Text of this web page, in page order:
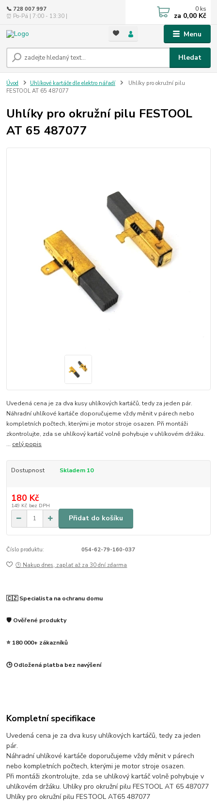
Menu
Hledat
📞 728 007 997
⏰ Po-Pá | 7:00 - 13:30 |
0 ks
za 0,00 Kč
Úvod Uhlíkové kartáče dle elektro nářadí
Uhlíky pro okružní pilu
FESTOOL AT 65 487077
Uhlíky pro okružní pilu FESTOOL
AT 65 487077
Uvedená cena je za dva kusy uhlíkových kartáčů, tedy za jeden pár.
Náhradní uhlíkové kartáče doporučujeme vždy měnit v párech nebo
kompletních počtech, kterými je motor stroje osazen. Při montáži
zkontrolujte, zda se uhlíkový kartáč volně pohybuje v uhlíkovém držáku.
... celý popis
Dostupnost Skladem 10
180 Kč
149 Kč bez DPH
Přidat do košíku
Číslo produktu: 054-62-79-160-037
🕒 Nakup dnes, zaplať až za 30 dní zdarma
🇨🇿 Specialista na ochranu domu
🛡️ Ověřené produkty
⭐ 180 000+ zákazníků
🕒 Odložená platba bez navýšení
Kompletní specifikace
Uvedená cena je za dva kusy uhlíkových kartáčů, tedy za jeden
pár.
Náhradní uhlíkové kartáče doporučujeme vždy měnit v párech
nebo kompletních počtech, kterými je motor stroje osazen.
Při montáži zkontrolujte, zda se uhlíkový kartáč volně pohybuje v
uhlíkovém držáku. Uhlíky pro okružní pilu FESTOOL AT 65 487077
Uhlíky pro okružní pilu FESTOOL AT65 487077